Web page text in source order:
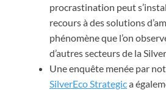
procrastination peut
recours à des solutions
phénomène que l’on
d’autres secteurs de la
Une enquête menée par
SilverEco Strategica